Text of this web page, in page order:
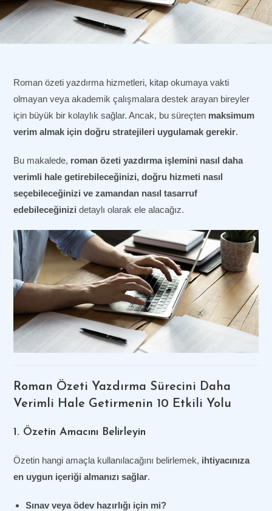
Roman özeti yazdırma hizmetleri, kitap okumaya vakti
olmayan veya akademik çalışmalara destek arayan bireyler
için büyük bir kolaylık sağlar. Ancak, bu süreçten maksimum
verim almak için doğru stratejileri uygulamak gerekir.
Bu makalede, roman özeti yazdırma işlemini nasıl daha
verimli hale getirebileceğinizi, doğru hizmeti nasıl
seçebileceğinizi ve zamandan nasıl tasarruf
edebileceğinizi detaylı olarak ele alacağız.
Roman Özeti Yazdırma Sürecini Daha
Verimli Hale Getirmenin 10 Etkili Yolu
1. Özetin Amacını Belirleyin
Özetin hangi amaçla kullanılacağını belirlemek, ihtiyacınıza
en uygun içeriği almanızı sağlar.
Sınav veya ödev hazırlığı için mi?